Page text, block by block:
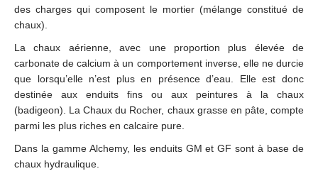
des charges qui composent le mortier (mélange constitué de
chaux).
La chaux aérienne, avec une proportion plus élevée de
carbonate de calcium à un comportement inverse, elle ne durcie
que lorsqu’elle n’est plus en présence d’eau. Elle est donc
destinée aux enduits fins ou aux peintures à la chaux
(badigeon). La Chaux du Rocher, chaux grasse en pâte, compte
parmi les plus riches en calcaire pure.
Dans la gamme Alchemy, les enduits GM et GF sont à base de
chaux hydraulique.